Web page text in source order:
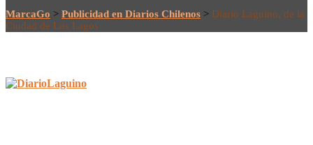
MarcaGo > Publicidad en Diarios Chilenos > Diario Laguino, de la
Ciudad de Los Lagos